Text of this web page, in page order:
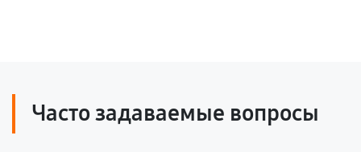
Часто задаваемые вопросы